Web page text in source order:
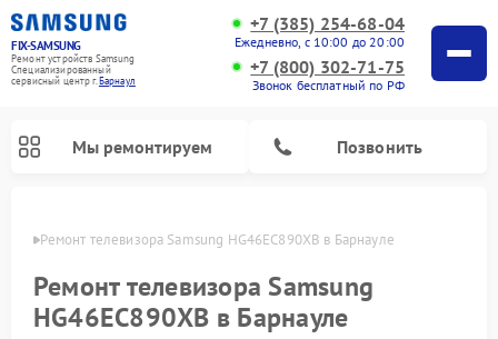
FIX-SAMSUNG
Ремонт устройств Samsung
Специализированный
cервисный центр г.Барнаул
+7 (385) 254-68-04
Ежедневно, с 10:00 до 20:00
+7 (800) 302-71-75
Звонок бесплатный по РФ
Мы ремонтируем Позвонить
Ремонт телевизора Samsung HG46EC890XB в Барнауле
Ремонт телевизора Samsung
HG46EC890XB в Барнауле